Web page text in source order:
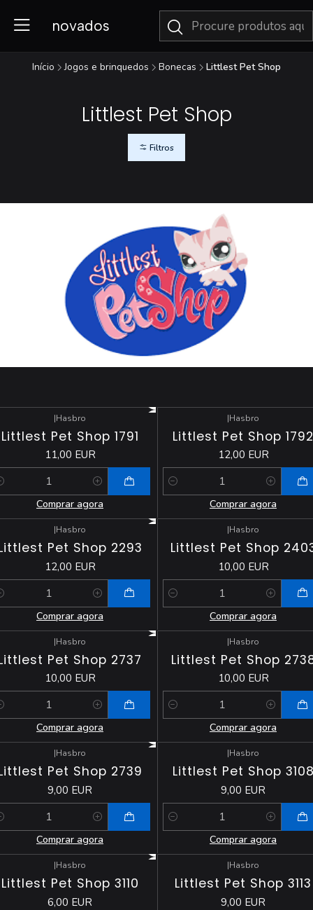
novados
Início Jogos e brinquedos Bonecas Littlest Pet Shop
Littlest Pet Shop
Filtros
|Hasbro
Littlest Pet Shop 1791
11,00 EUR
Comprar agora
|Hasbro
Littlest Pet Shop 1792
12,00 EUR
Quantidade
Comprar agora
|Hasbro
Pet Shop 2293
12,00 EUR
Comprar agora
|Hasbro
Littlest Pet Shop
10,00 EUR
Quantidade
Comprar agora
|Hasbro
Pet Shop 2737
10,00 EUR
Comprar agora
|Hasbro
Littlest Pet Shop
10,00 EUR
Quantidade
Comprar agora
|Hasbro
Pet Shop 2739
9,00 EUR
Comprar agora
|Hasbro
Littlest Pet Shop
9,00 EUR
Quantidade
Comprar agora
|Hasbro
Littlest Pet Shop 3110
6,00 EUR
|Hasbro
Littlest Pet Shop 3113
9,00 EUR